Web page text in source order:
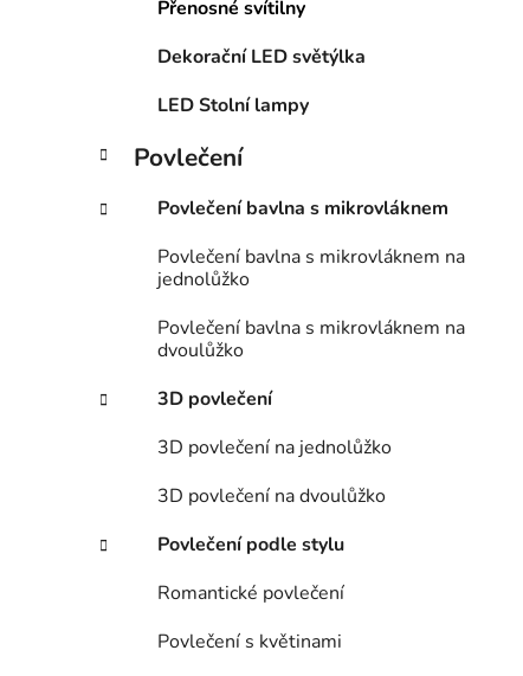
l
Přenosné svítilny
Dekorační LED světýlka
LED Stolní lampy
Povlečení
Povlečení bavlna s mikrovláknem
Povlečení bavlna s mikrovláknem na
jednolůžko
Povlečení bavlna s mikrovláknem na
dvoulůžko
3D povlečení
3D povlečení na jednolůžko
3D povlečení na dvoulůžko
Povlečení podle stylu
Romantické povlečení
Povlečení s květinami